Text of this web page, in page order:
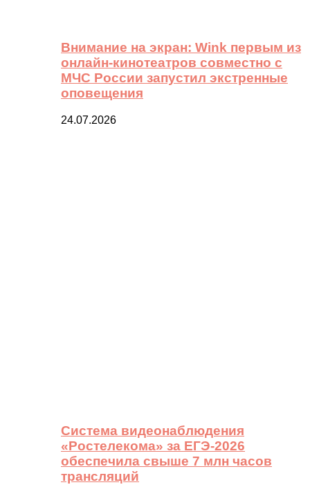
Внимание на экран: Wink первым из
онлайн-кинотеатров совместно с
МЧС России запустил экстренные
оповещения
24.07.2026
Система видеонаблюдения
«Ростелекома» за ЕГЭ-2026
обеспечила свыше 7 млн часов
трансляций